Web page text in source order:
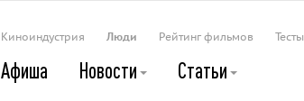
Киноиндустрия Люди Рейтинг фильмов Тесты
Афиша Новости Статьи